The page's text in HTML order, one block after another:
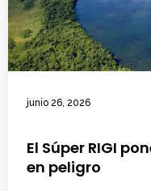
junio 26, 2026
El Súper RIGI
en peligro